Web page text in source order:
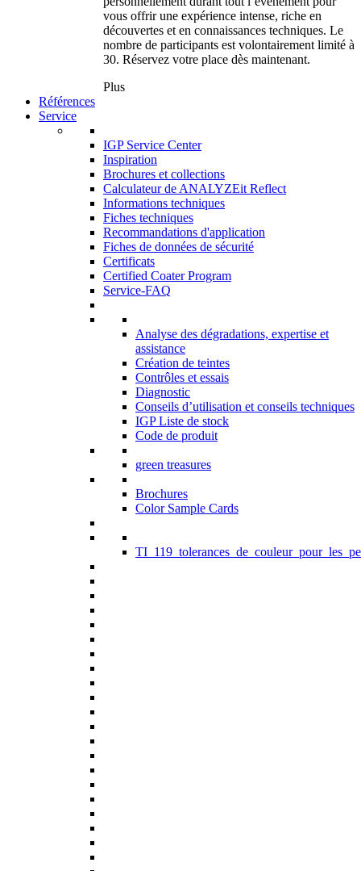
vous offrir une expérience intense, riche en
découvertes et en connaissances techniques. Le
nombre de participants est volontairement limité à
30. Réservez votre place dès maintenant.
Plus
Références
Service
IGP Service Center
Inspiration
Brochures et collections
Calculateur de ANALYZEit Reflect
Informations techniques
Fiches techniques
Recommandations d'application
Fiches de données de sécurité
Certificats
Certified Coater Program
Service-FAQ
Analyse des dégradations, expertise et
assistance
Création de teintes
Contrôles et essais
Diagnostic
Conseils d’utilisation et conseils techniques
IGP Liste de stock
Code de produit
green treasures
Brochures
Color Sample Cards